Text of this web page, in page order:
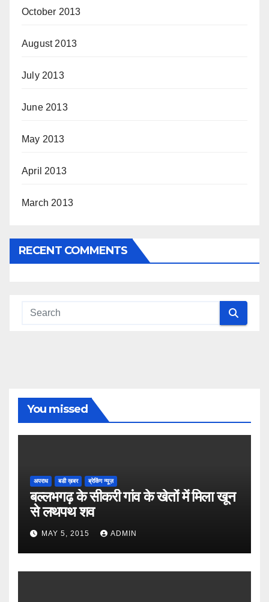
October 2013
August 2013
July 2013
June 2013
May 2013
April 2013
March 2013
RECENT COMMENTS
You missed
अपराध बडी ख़बर ब्रेकिंग न्यूज़
बल्लभगढ़ के सीकरी गांव के खेतों में मिला खून
से लथपथ शव
MAY 5, 2015 ADMIN